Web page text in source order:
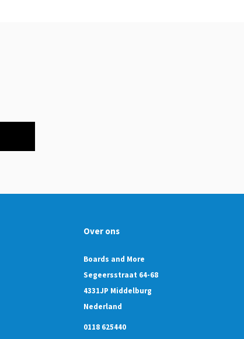
Over ons
Boards and More
Segeersstraat 64-68
4331JP Middelburg
Nederland
0118 625440